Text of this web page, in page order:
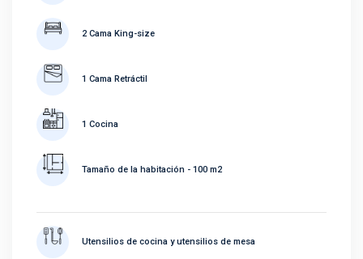
2 Cama King-size
1 Cama Retráctil
1 Cocina
Tamaño de la habitación - 100 m2
Utensilios de cocina y utensilios de mesa